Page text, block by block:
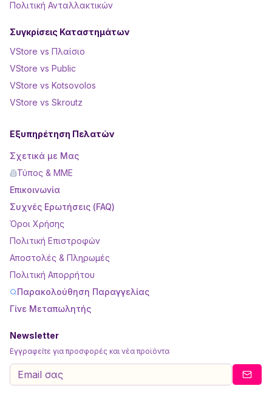
Πολιτική Ανταλλακτικών
Συγκρίσεις Καταστημάτων
VStore vs Πλαίσιο
VStore vs Public
VStore vs Kotsovolos
VStore vs Skroutz
Εξυπηρέτηση Πελατών
Σχετικά με Μας
Τύπος & ΜΜΕ
Επικοινωνία
Συχνές Ερωτήσεις (FAQ)
Όροι Χρήσης
Πολιτική Επιστροφών
Αποστολές & Πληρωμές
Πολιτική Απορρήτου
Παρακολούθηση Παραγγελίας
Γίνε Μεταπωλητής
Newsletter
Εγγραφείτε για προσφορές και νέα προϊόντα